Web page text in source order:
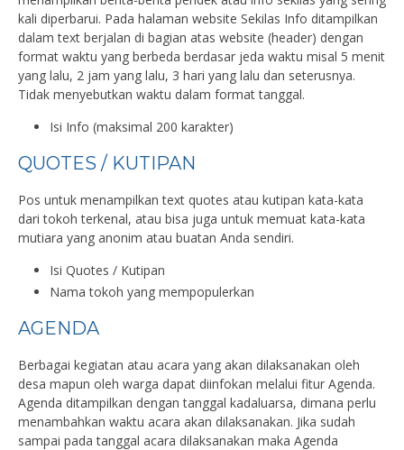
kali diperbarui. Pada halaman website Sekilas Info ditampilkan
dalam text berjalan di bagian atas website (header) dengan
format waktu yang berbeda berdasar jeda waktu misal 5 menit
yang lalu, 2 jam yang lalu, 3 hari yang lalu dan seterusnya.
Tidak menyebutkan waktu dalam format tanggal.
Isi Info (maksimal 200 karakter)
QUOTES / KUTIPAN
Pos untuk menampilkan text quotes atau kutipan kata-kata
dari tokoh terkenal, atau bisa juga untuk memuat kata-kata
mutiara yang anonim atau buatan Anda sendiri.
Isi Quotes / Kutipan
Nama tokoh yang mempopulerkan
AGENDA
Berbagai kegiatan atau acara yang akan dilaksanakan oleh
desa mapun oleh warga dapat diinfokan melalui fitur Agenda.
Agenda ditampilkan dengan tanggal kadaluarsa, dimana perlu
menambahkan waktu acara akan dilaksanakan. Jika sudah
sampai pada tanggal acara dilaksanakan maka Agenda